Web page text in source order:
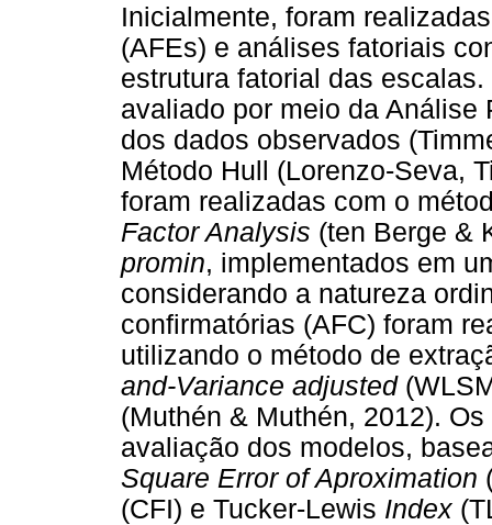
Inicialmente, foram
(AFEs) e análises fatoriais
estrutura fatorial das
avaliado por meio da Análise
dos dados observados
Método Hull (Lorenzo-Seva,
foram realizadas com o
Factor Analysis (ten Berge &
promin, implementados em
considerando a natureza
confirmatórias (AFC) foram
utilizando o método de
and-Variance adjusted
(Muthén & Muthén, 2012).
avaliação dos modelos,
Square Error of Aproximation
(CFI) e Tucker-Lewis Index